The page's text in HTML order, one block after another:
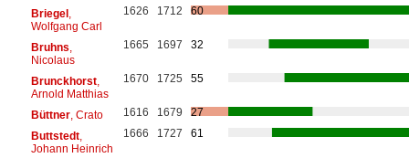
Briegel,
Wolfgang Carl
1626 1712 60
Bruhns
Nicolaus
1665 1697 32
Brunckhorst,
Arnold Matthias
1670 1725 55
Büttner, Crato 1616 1679
27
Buttstedt,
Johann Heinrich
1666 1727 61